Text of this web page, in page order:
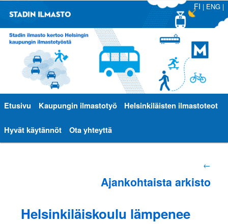
FI | ENG|
Päävalikko
Siirry
sisältöön
Siirry
toissijaiseen
Etusivu Kaupungin ilmastotyö Helsinkiläisten ilmastoteot
Hyvät käytännöt Ota yhteyttä
selaus
←
Ajankohtaista arkisto
Helsinkiläiskoulu lämpenee